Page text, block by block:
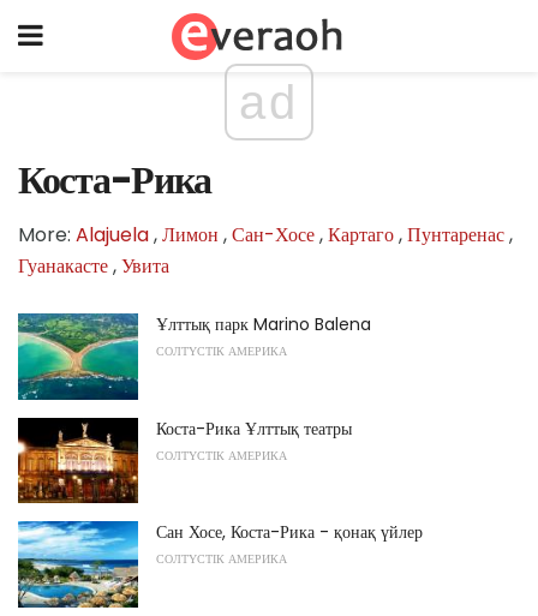
ad
Коста-Рика
More: Alajuela,Лимон ,Сан-Хосе,Картаго,Пунтаренас,
Гуанакасте,Увита
Ұлттық парк Marino Balena
СОЛТҮСТІК АМЕРИКА
Коста-Рика Ұлттық театры
СОЛТҮСТІК АМЕРИКА
Сан Хосе, Коста-Рика - қонақ үйлер
СОЛТҮСТІК АМЕРИКА